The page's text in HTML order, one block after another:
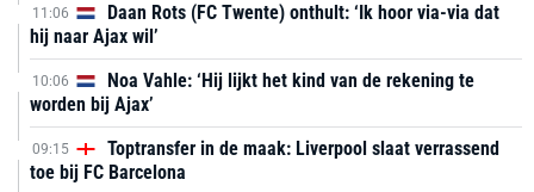
11:06
Daan Rots (FC Twente) onthult: ‘Ik hoor via-via dat
hij naar Ajax wil’
10:06
Noa Vahle: ‘Hij lijkt het kind van de rekening te
worden bij Ajax’
09:15
Toptransfer in de maak: Liverpool slaat verrassend
toe bij FC Barcelona